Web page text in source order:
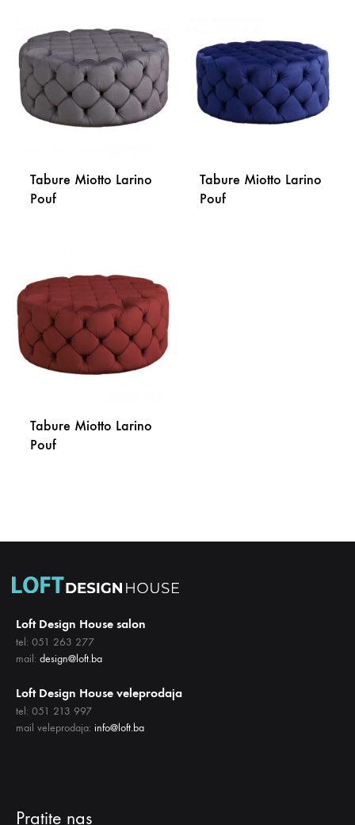
LISTU
ŽELJA
LISTU
ŽELJA
Tabure Miotto Larino
Pouf
NA
LISTU
ŽELJA
Tabure Miotto Larino
Pouf
Tabure Miotto Larino
Pouf
LISTU
Loft Design House salon
tel: 051 263 277
mail: design@loft.ba
Loft Design House veleprodaja
tel: 051 213 997
mail veleprodaja: info@loft.ba
Pratite nas